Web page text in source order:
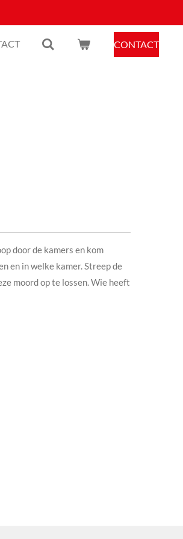
CONTACT
door de kamers en kom
en in welke kamer. Streep de
moord op te lossen. Wie heeft